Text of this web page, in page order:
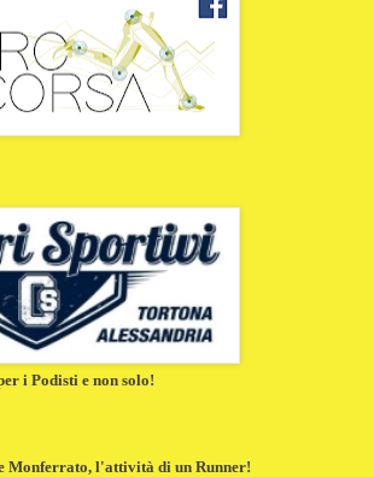
i Podisti e non solo!
Monferrato, l'attività di un Runner!